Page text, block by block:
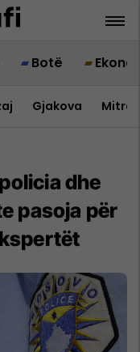
Botë
Gjakova
dhe
pasoja për